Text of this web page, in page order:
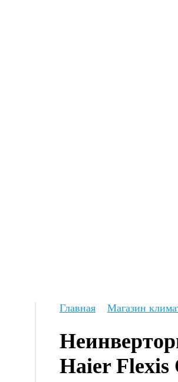
Главная Магазин
Haier Flexis